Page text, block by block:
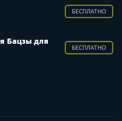
БЕСПЛАТНО
Бацзы для
БЕСПЛАТНО